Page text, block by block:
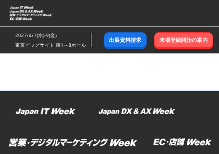
ス
キ
ッ
し
む
2027/4/7(水)-9(金)
東京ビッグサイト 東1～8ホール
出展資料請求 来場登録開始の案内